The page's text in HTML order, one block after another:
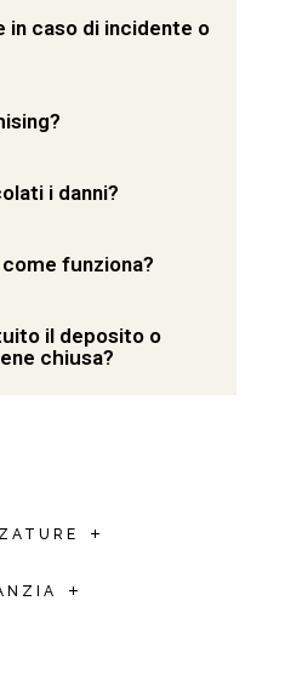
in caso di incidente o
i danni?
funziona?
il deposito o
chiusa?